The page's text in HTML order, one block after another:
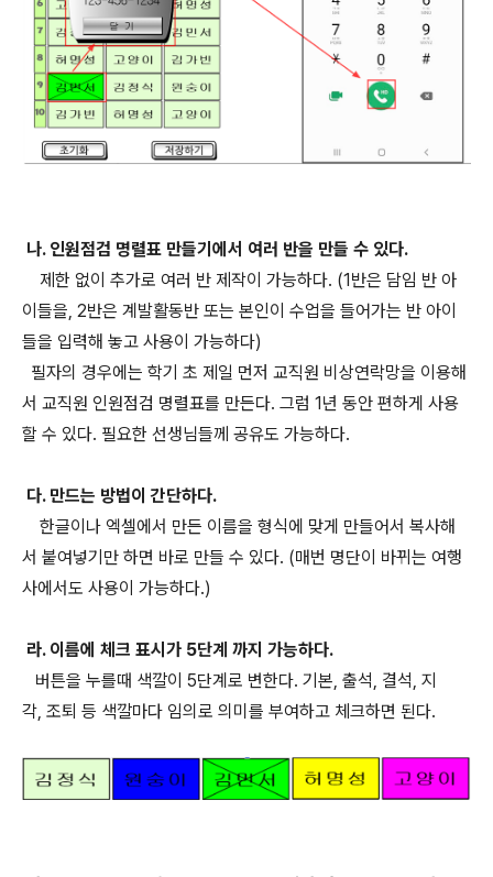
나. 인원점검 명렬표 만들기에서 여러 반을 만들 수 있다.
제한 없이 추가로 여러 반 제작이 가능하다. (1반은 담임 반 아
이들을, 2반은 계발활동반 또는 본인이 수업을 들어가는 반 아이
들을 입력해 놓고 사용이 가능하다)
필자의 경우에는 학기 초 제일 먼저 교직원 비상연락망을 이용해
서 교직원 인원점검 명렬표를 만든다. 그럼 1년 동안 편하게 사용
할 수 있다. 필요한 선생님들께 공유도 가능하다.
다. 만드는 방법이 간단하다.
한글이나 엑셀에서 만든 이름을 형식에 맞게 만들어서 복사해
서 붙여넣기만 하면 바로 만들 수 있다. (매번 명단이 바뀌는 여행
사에서도 사용이 가능하다.)
라. 이름에 체크 표시가 5단계 까지 가능하다.
버튼을 누를때 색깔이 5단계로 변한다. 기본, 출석, 결석, 지
각, 조퇴 등 색깔마다 임의로 의미를 부여하고 체크하면 된다.